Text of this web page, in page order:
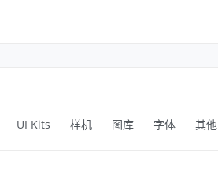
UI Kits 样机 图库 字体 其他